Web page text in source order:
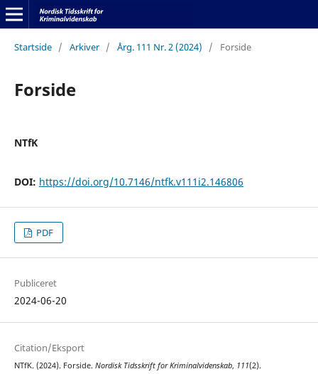
Startside / Arkiver / Årg. 111 Nr. 2 (2024) / Forside
Forside
NTfK
DOI: https://doi.org/10.7146/ntfk.v111i2.146806
PDF
Publiceret
2024-06-20
Citation/Eksport
NTfK. (2024). Forside. Nordisk Tidsskrift for Kriminalvidenskab, 111(2).